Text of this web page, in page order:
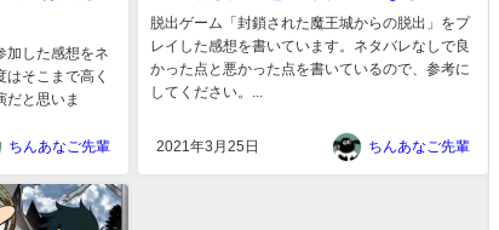
加した感想をネ
はそこまで高く
だと思いま
ちんあなご先輩
脱出ゲーム「封鎖された魔王城からの脱出」をプ
レイした感想を書いています。ネタバレなしで良
かった点と悪かった点を書いているので、参考に
してください。...
2021年3月25日 ちんあなご先輩